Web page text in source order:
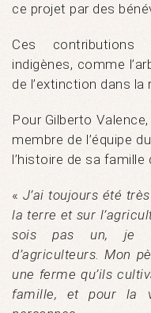
ce projet par des
Ces contributions
indigènes, comme
de l’extinction dans la
Pour Gilberto
membre de l’équipe
l’histoire de sa
« J’ai toujours été
la terre et sur
sois pas un, je
d’agriculteurs. Mon
une ferme qu’ils
famille, et pour la